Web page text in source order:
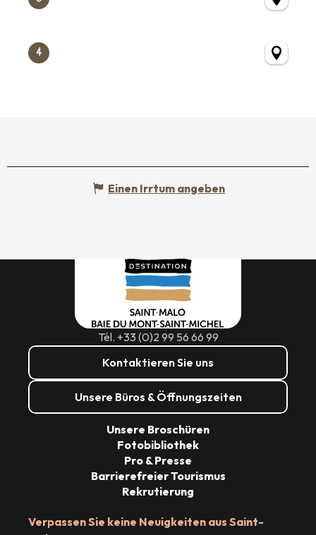
4
Einen Irrtum angeben
Tél. +33 (0)2 99 56 66 99
Kontaktieren Sie uns
Unsere Büros & Öffnungszeiten
Verpassen Sie keine Neuigkeiten aus Saint-
Unsere Broschüren
Fotobibliothek
Pro & Presse
Barrierefreier Tourismus
Rekrutierung